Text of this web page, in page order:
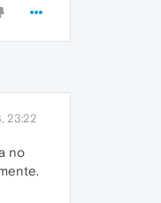
23:22
no